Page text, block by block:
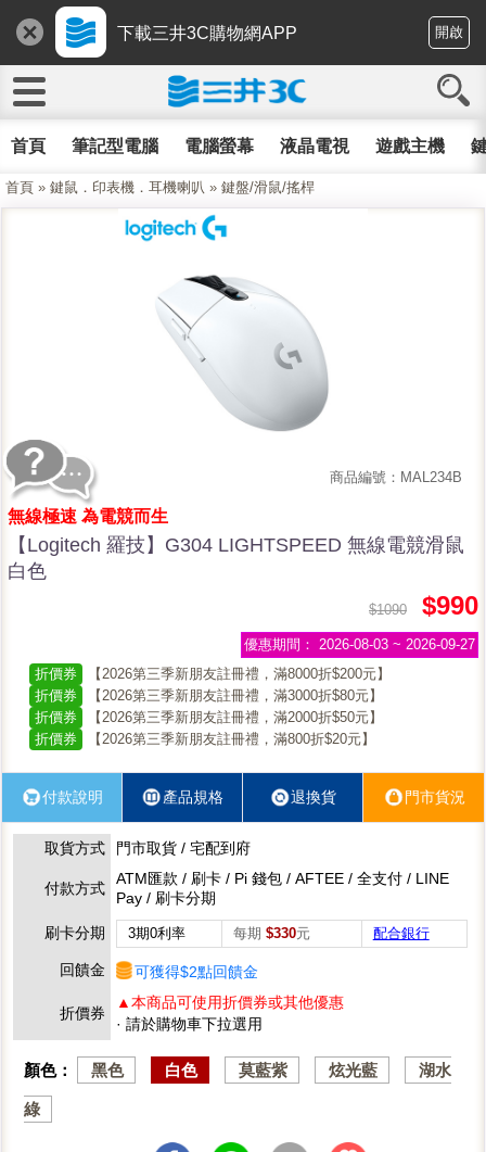
下載三井3C購物網APP 開啟
首頁 筆記型電腦 電腦螢幕 液晶電視 遊戲主機
首頁 » 鍵鼠．印表機．耳機喇叭 » 鍵盤/滑鼠/搖桿
商品編號：MAL234B
無線極速 為電競而生
【Logitech 羅技】G304 LIGHTSPEED 無線電競滑鼠
白色
$1090 $990
優惠期間： 2026-08-03 ~ 2026-09-27
折價券
【2026第三季新朋友註冊禮，滿8000折$200元】
折價券
【2026第三季新朋友註冊禮，滿3000折$80元】
折價券
【2026第三季新朋友註冊禮，滿2000折$50元】
折價券
【2026第三季新朋友註冊禮，滿800折$20元】
付款說明 產品規格 退換貨 門市貨況
取貨方式 門市取貨 / 宅配到府
付款方式
ATM匯款 / 刷卡 / Pi 錢包 / AFTEE / 全支付 / LINE
Pay / 刷卡分期
刷卡分期
3期0利率 每期 $330元 配合銀行
回饋金 可獲得$2點回饋金
折價券
▲本商品可使用折價券或其他優惠
· 請於購物車下拉選用
顏色： 黑色 白色 莫藍紫 炫光藍 湖水
綠